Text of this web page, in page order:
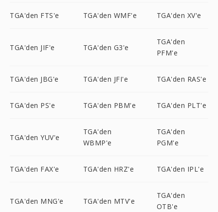
TGA'den FTS'e TGA'den WMF'e TGA'den XV'e
TGA'den JIF'e TGA'den G3'e
TGA'den
PFM'e
TGA'den JBG'e TGA'den JFI'e TGA'den RAS'e
TGA'den PS'e TGA'den PBM'e TGA'den PLT'e
TGA'den YUV'e
TGA'den
WBMP'e
TGA'den
PGM'e
TGA'den FAX'e TGA'den HRZ'e TGA'den IPL'e
TGA'den MNG'e TGA'den MTV'e
TGA'den
OTB'e